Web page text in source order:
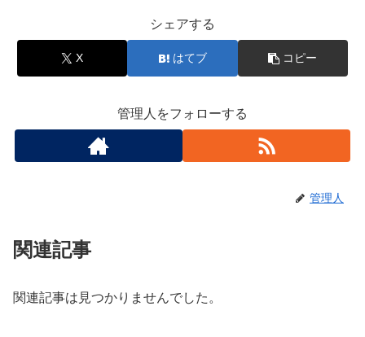
シェアする
X はてブ コピー
管理人をフォローする
管理人
関連記事
関連記事は見つかりませんでした。